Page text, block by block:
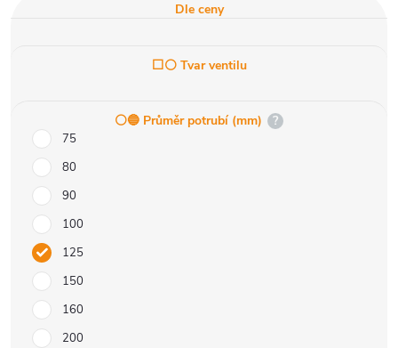
Dle ceny
⬜⚪ Tvar ventilu
⚪️🔵 Průměr potrubí (mm) ?
75
80
90
100
125
150
160
200